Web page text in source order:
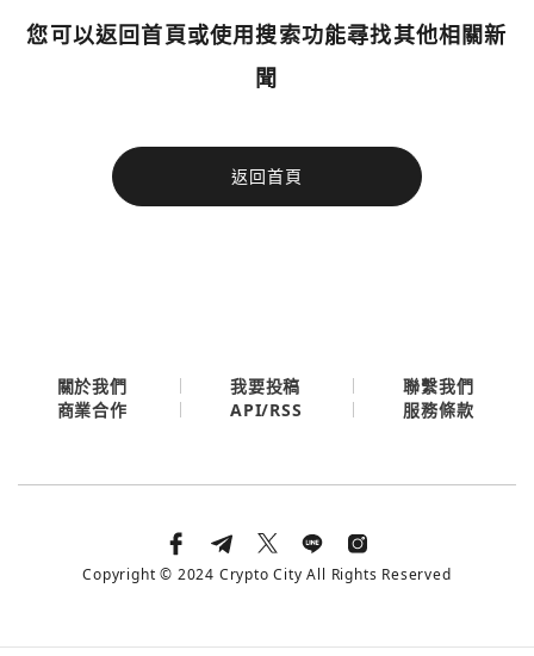
您可以返回首頁或使用搜索功能尋找其他相關新
聞
返回首頁
今日熱門
使用以下帳號繼續
您已閒置5分鐘，請點擊關閉按鈕或空白處，即可回到加密
今日熱門
關於我們 我要投稿
聯繫我們
商業合作
API/RSS 服務條款
Copyright © 2024 Crypto City All Rights Reserved